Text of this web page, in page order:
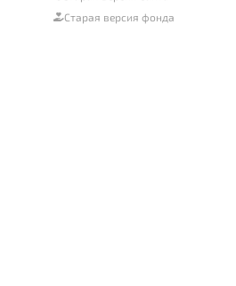
Старая версия фонда